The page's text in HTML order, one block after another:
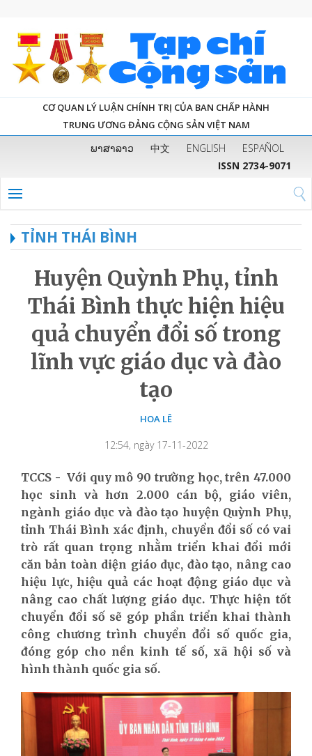
CƠ QUAN LÝ LUẬN CHÍNH TRỊ CỦA BAN CHẤP HÀNH
TRUNG ƯƠNG ĐẢNG CỘNG SẢN VIỆT NAM
ພາສາລາວ 中文 ENGLISH
ESPAÑOL
ISSN 2734-9071
TỈNH THÁI BÌNH
Huyện Quỳnh Phụ, tỉnh
Thái Bình thực hiện hiệu
quả chuyển đổi số trong
lĩnh vực giáo dục và đào
tạo
HOA LÊ
12:54, ngày 17-11-2022
TCCS - Với quy mô 90 trường học, trên 47.000
học sinh và hơn 2.000 cán bộ, giáo viên,
ngành giáo dục và đào tạo huyện Quỳnh Phụ,
tỉnh Thái Bình xác định, chuyển đổi số có vai
trò rất quan trọng nhằm triển khai đổi mới
căn bản toàn diện giáo dục, đào tạo, nâng cao
hiệu lực, hiệu quả các hoạt động giáo dục và
nâng cao chất lượng giáo dục. Thực hiện tốt
chuyển đổi số sẽ góp phần triển khai thành
công chương trình chuyển đổi số quốc gia,
đóng góp cho nền kinh tế số, xã hội số và
hình thành quốc gia số.